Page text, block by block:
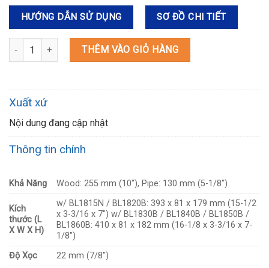
HƯỚNG DẪN SỬ DỤNG SƠ ĐỒ CHI TIẾT
DJR189Z MÁY CƯA KIẾM DÙNG PIN(BL)(18V) số lượng
THÊM VÀO GIỎ HÀNG
Xuất xứ
Nội dung đang cập nhật
Thông tin chính
Khả Năng Wood: 255 mm (10″), Pipe: 130 mm (5-1/8″)
Kích
thước (L
X W X H)
w/ BL1815N / BL1820B: 393 x 81 x 179 mm (15-1/2
x 3-3/16 x 7″) w/ BL1830B / BL1840B / BL1850B /
BL1860B: 410 x 81 x 182 mm (16-1/8 x 3-3/16 x 7-
1/8″)
Độ Xọc
22 mm (7/8″)